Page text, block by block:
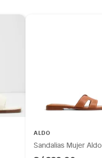
ALDO
Sandalias Mujer Aldo